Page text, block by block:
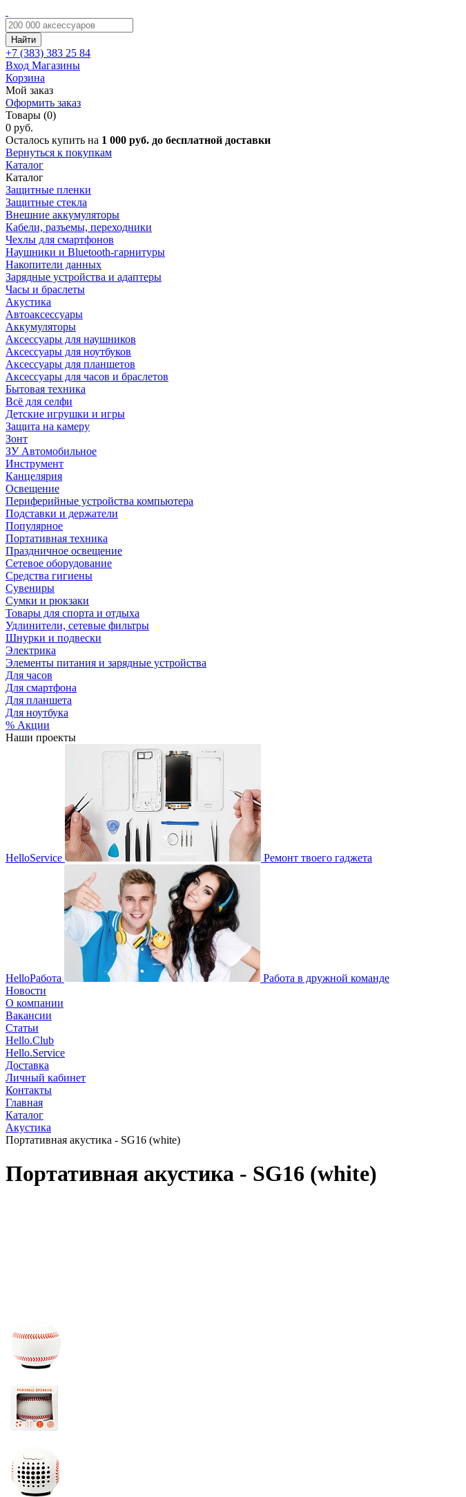
Найти
+7 (383) 383 25 84
Вход Магазины
Корзина
Мой заказ
Оформить заказ
Товары (0)
0 руб.
Осталось купить на 1 000 руб. до бесплатной доставки
Вернуться к покупкам
Каталог
Каталог
Защитные пленки
Защитные стекла
Внешние аккумуляторы
Кабели, разъемы, переходники
Чехлы для смартфонов
Наушники и Bluetooth-гарнитуры
Накопители данных
Зарядные устройства и адаптеры
Часы и браслеты
Акустика
Автоаксессуары
Аккумуляторы
Аксессуары для наушников
Аксессуары для ноутбуков
Аксессуары для планшетов
Аксессуары для часов и браслетов
Бытовая техника
Всё для селфи
Детские игрушки и игры
Защита на камеру
Зонт
ЗУ Автомобильное
Инструмент
Канцелярия
Освещение
Периферийные устройства компьютера
Подставки и держатели
Популярное
Портативная техника
Праздничное освещение
Сетевое оборудование
Средства гигиены
Сувениры
Сумки и рюкзаки
Товары для спорта и отдыха
Удлинители, сетевые фильтры
Шнурки и подвески
Электрика
Элементы питания и зарядные устройства
Для часов
Для смартфона
Для планшета
Для ноутбука
% Акции
Наши проекты
HelloService Ремонт твоего гаджета
HelloРабота
Работа в дружной команде
Новости
О компании
Вакансии
Статьи
Hello.Club
Hello.Service
Доставка
Личный кабинет
Контакты
Главная
Каталог
Акустика
Портативная акустика - SG16 (white)
Портативная акустика - SG16 (white)